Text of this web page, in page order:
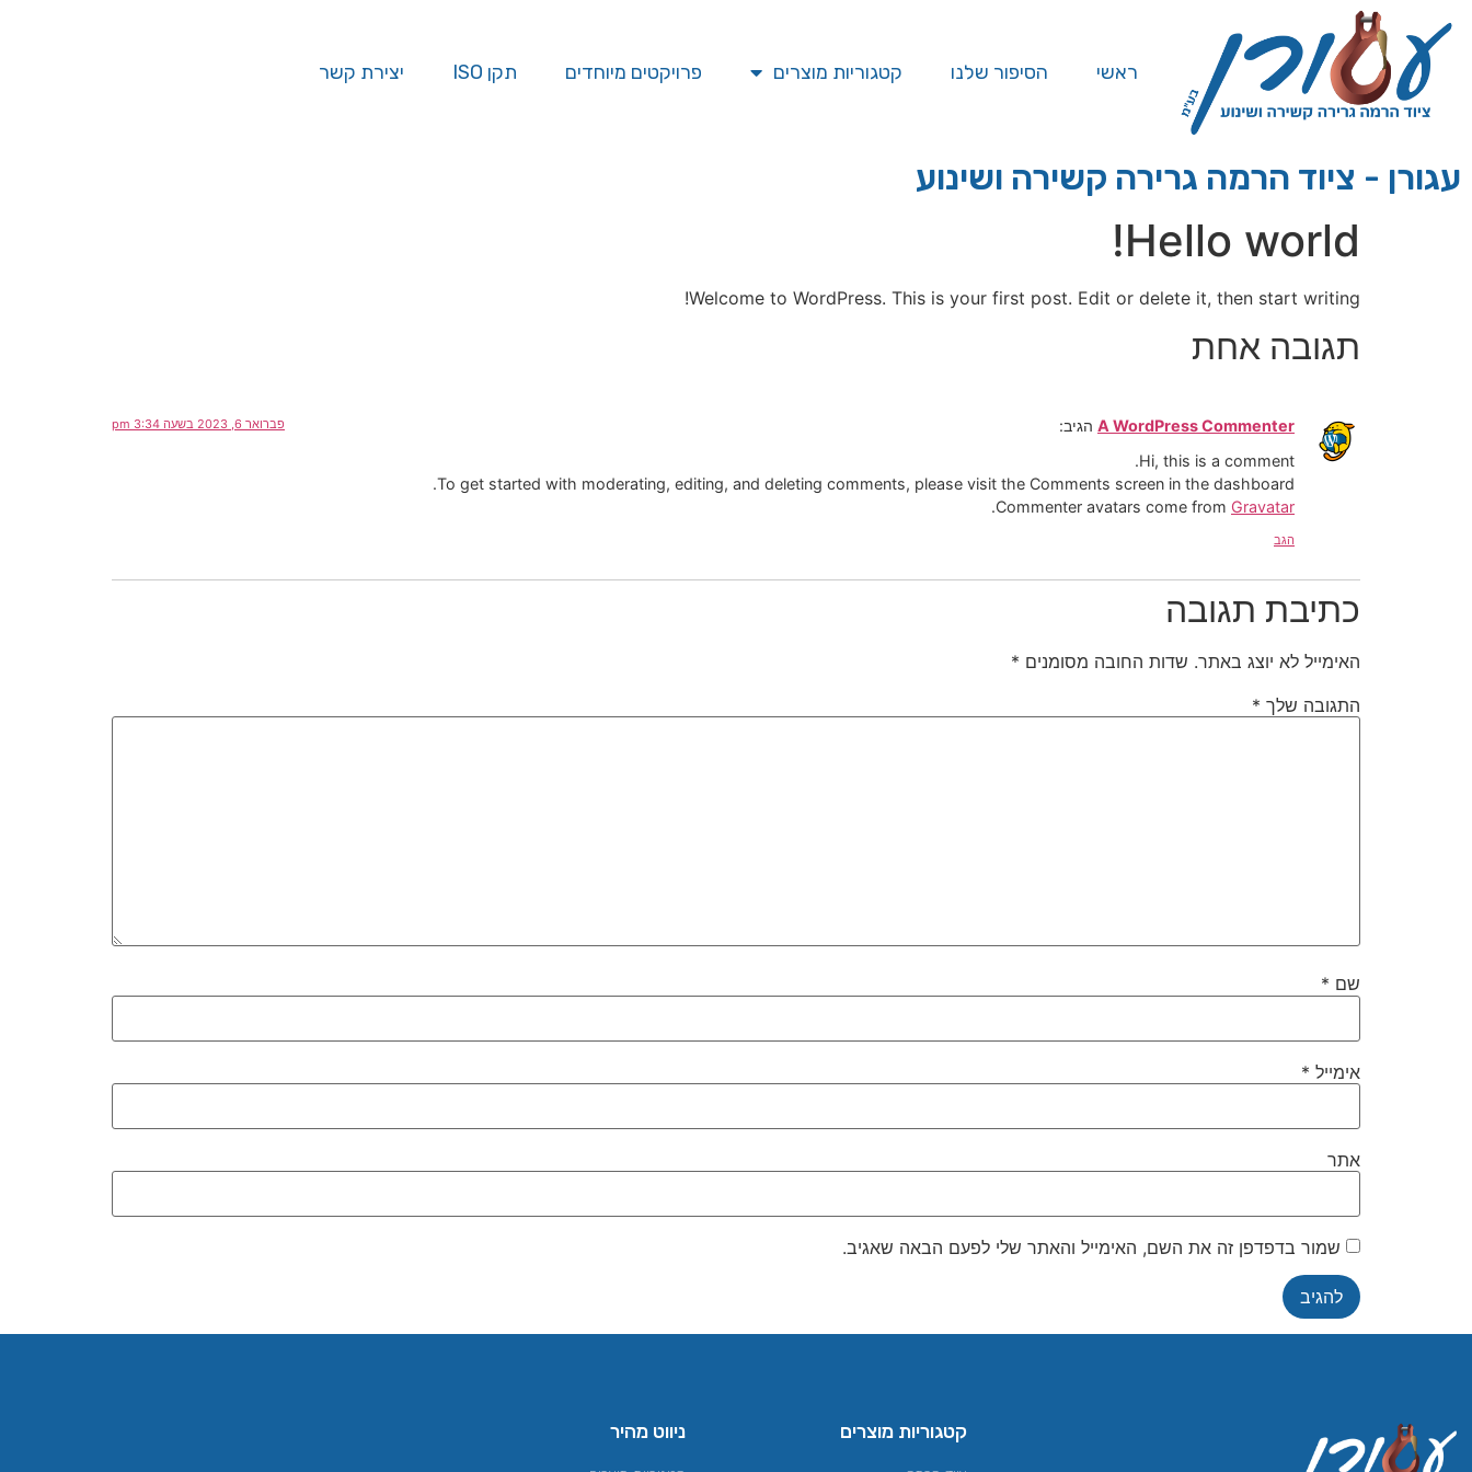
ראשי הסיפור שלנו קטגוריות מוצרים פרויקטים מיוחדים תקן ISO יצירת קשר
עגורן - ציוד הרמה גרירה קשירה ושינוע
Hello world!
Welcome to WordPress. This is your first post. Edit or delete it, then start writing!
תגובה אחת
A WordPress Commenter הגיב: פברואר 6, 2023 בשעה 3:34 pm
Hi, this is a comment.
To get started with moderating, editing, and deleting comments, please visit the Comments screen in the dashboard.
Commenter avatars come from Gravatar
.
הגב
כתיבת תגובה
האימייל לא יוצג באתר. שדות החובה מסומנים *
התגובה שלך *
שם *
אימייל *
אתר
שמור בדפדפן זה את השם, האימייל והאתר שלי לפעם הבאה שאגיב.
קטגוריות מוצרים ניווט מהיר